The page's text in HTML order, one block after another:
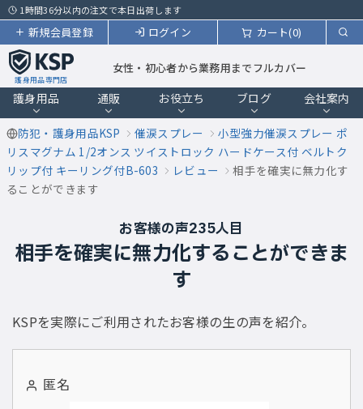
1時間36分以内の注文で本日出荷します
カート(0)
ログイン
新規会員登録
護身用品専門店
女性・初心者から業務用までフルカバー
護身用品 通販 お役立ち ブログ 会社案内
防犯・護身用品KSP 催涙スプレー
小型強力催涙スプレー ポ
リスマグナム 1/2オンス ツイストロック ハードケース付 ベルトク
リップ付 キーリング付B-603
レビュー
相手を確実に無力化す
ることができます
お客様の声235人目
相手を確実に無力化することができま
す
KSPを実際にご利用されたお客様の生の声を紹介。
匿名